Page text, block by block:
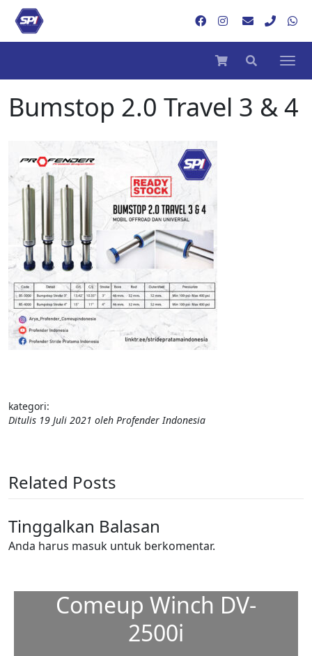
Bumstop 2.0 Travel 3 & 4
kategori:
Ditulis 19 Juli 2021 oleh Profender Indonesia
Related Posts
Tinggalkan Balasan
Anda harus masuk untuk berkomentar.
Comeup Winch DV-
2500i